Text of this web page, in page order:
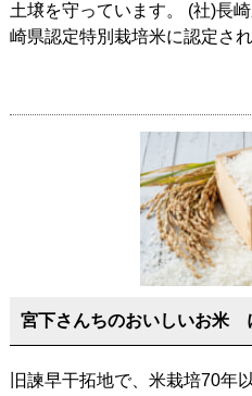
土壌を守っています。 (社)長
崎県認定特別栽培米に認定さ
宮下さんちのおいしいお米
旧諫早干拓地で、米栽培70年